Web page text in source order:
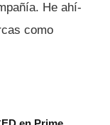
He ahí­
como